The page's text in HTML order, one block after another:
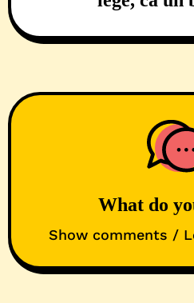
What do
Show comments /